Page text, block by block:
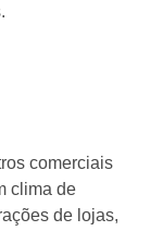
comerciais
clima de
de lojas,